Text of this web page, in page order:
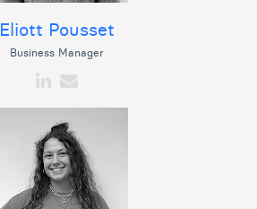
Eliott Pousset
Business Manager